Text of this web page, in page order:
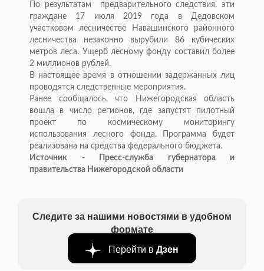
По результатам предварительного следствия, эти
граждане 17 июля 2019 года в Дедовском
участковом лесничестве Навашинского районного
лесничества незаконно вырубили 86 кубических
метров леса. Ущерб лесному фонду составил более
2 миллионов рублей.
В настоящее время в отношении задержанных лиц
проводятся следственные мероприятия.
Ранее сообщалось, что Нижегородская область
вошла в число регионов, где запустят пилотный
проект по космическому мониторингу
использования лесного фонда. Программа будет
реализована на средства федерального бюджета.
Источник - Пресс-служба губернатора и
правительства Нижегородской области
Следите за нашими новостями в удобном
формате
Перейти в Дзен